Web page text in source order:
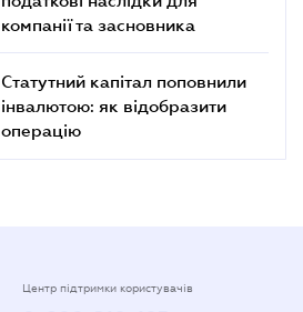
компанії та засновника
Статутний капітал поповнили
інвалютою: як відобразити
операцію
Центр підтримки користувачів